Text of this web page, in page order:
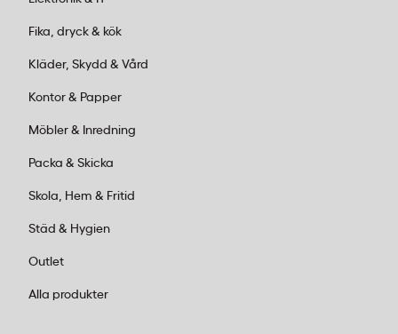
Fika, dryck & kök
Kläder, Skydd & Vård
Kontor & Papper
Möbler & Inredning
Packa & Skicka
Skola, Hem & Fritid
Städ & Hygien
Outlet
Alla produkter